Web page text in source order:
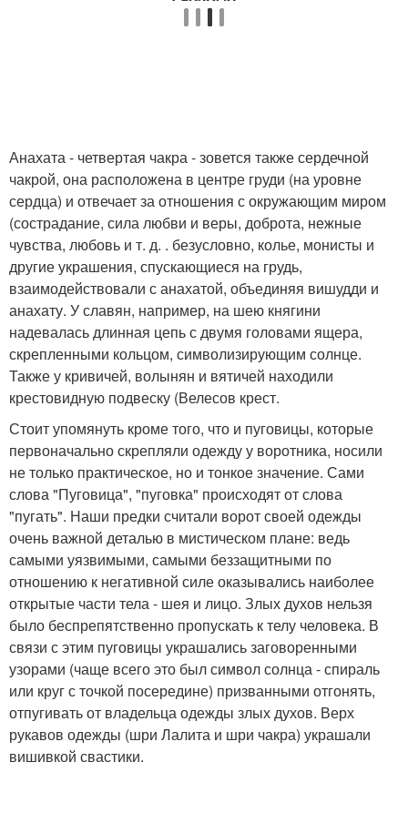
Анахата - четвертая чакра - зовется также сердечной
чакрой, она расположена в центре груди (на уровне
сердца) и отвечает за отношения с окружающим миром
(сострадание, сила любви и веры, доброта, нежные
чувства, любовь и т. д. . безусловно, колье, монисты и
другие украшения, спускающиеся на грудь,
взаимодействовали с анахатой, объединяя вишудди и
анахату. У славян, например, на шею княгини
надевалась длинная цепь с двумя головами ящера,
скрепленными кольцом, символизирующим солнце.
Также у кривичей, волынян и вятичей находили
крестовидную подвеску (Велесов крест.
Стоит упомянуть кроме того, что и пуговицы, которые
первоначально скрепляли одежду у воротника, носили
не только практическое, но и тонкое значение. Сами
слова "Пуговица", "пуговка" происходят от слова
"пугать". Наши предки считали ворот своей одежды
очень важной деталью в мистическом плане: ведь
самыми уязвимыми, самыми беззащитными по
отношению к негативной силе оказывались наиболее
открытые части тела - шея и лицо. Злых духов нельзя
было беспрепятственно пропускать к телу человека. В
связи с этим пуговицы украшались заговоренными
узорами (чаще всего это был символ солнца - спираль
или круг с точкой посередине) призванными отгонять,
отпугивать от владельца одежды злых духов. Верх
рукавов одежды (шри Лалита и шри чакра) украшали
вишивкой свастики.